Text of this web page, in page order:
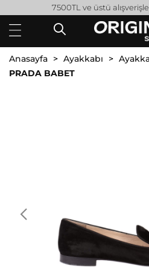
7500TL ve üstü
Anasayfa Ayakkabı
PRADA BABET